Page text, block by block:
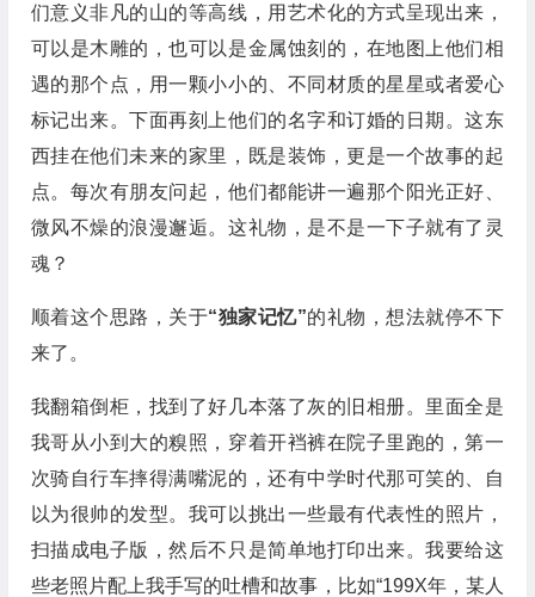
们意义非凡的山的等高线，用艺术化的方式呈现出来，
可以是木雕的，也可以是金属蚀刻的，在地图上他们相
遇的那个点，用一颗小小的、不同材质的星星或者爱心
标记出来。下面再刻上他们的名字和订婚的日期。这东
西挂在他们未来的家里，既是装饰，更是一个故事的起
点。每次有朋友问起，他们都能讲一遍那个阳光正好、
微风不燥的浪漫邂逅。这礼物，是不是一下子就有了灵
魂？
顺着这个思路，关于“独家记忆”的礼物，想法就停不下
来了。
我翻箱倒柜，找到了好几本落了灰的旧相册。里面全是
我哥从小到大的糗照，穿着开裆裤在院子里跑的，第一
次骑自行车摔得满嘴泥的，还有中学时代那可笑的、自
以为很帅的发型。我可以挑出一些最有代表性的照片，
扫描成电子版，然后不只是简单地打印出来。我要给这
些老照片配上我手写的吐槽和故事，比如“199X年，某人